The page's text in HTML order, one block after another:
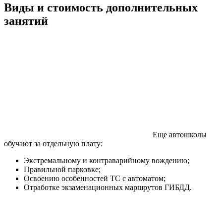
Виды и стоимость дополнительных
занятий
Еще автошколы
обучают за отдельную плату:
Экстремальному и контраварийному вождению;
Правильной парковке;
Освоению особенностей ТС с автоматом;
Отработке экзаменационных маршрутов ГИБДД.